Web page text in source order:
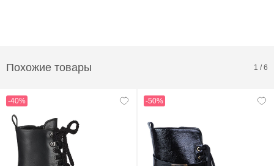
Похожие товары 1 /6
-40% -50%